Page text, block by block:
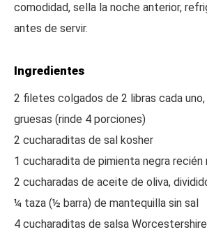
comodidad, sella la noche anterior,
antes de servir.
Ingredientes
2 filetes colgados de 2 libras cada uno,
gruesas (rinde 4 porciones)
2 cucharaditas de sal kosher
1 cucharadita de pimienta negra recién
2 cucharadas de aceite de oliva,
¼ taza (½ barra) de mantequilla sin sal
4 cucharaditas de salsa Worcestershire